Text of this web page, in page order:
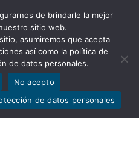
de
por PCR a
de brindarle la mejor
sitio web.
asumiremos que acepta
así como la política de
de datos personales.
No acepto
de datos personales